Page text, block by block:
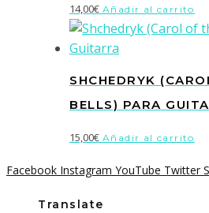
14,00€ Añadir al carrito
SHCHEDRYK
BELLS) PARA
15,00€ Añadir al carrito
Facebook Instagram YouTube Twitter
Translate